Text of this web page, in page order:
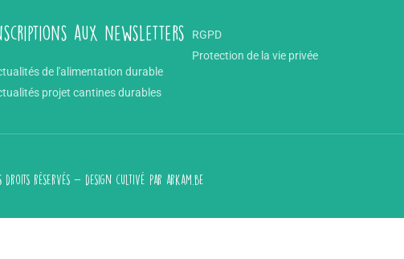
aux newsletters
de l'alimentation durable
projet cantines durables
RGPD
Protection de la vie privée
droits réservés - design cultivé par arkam.be